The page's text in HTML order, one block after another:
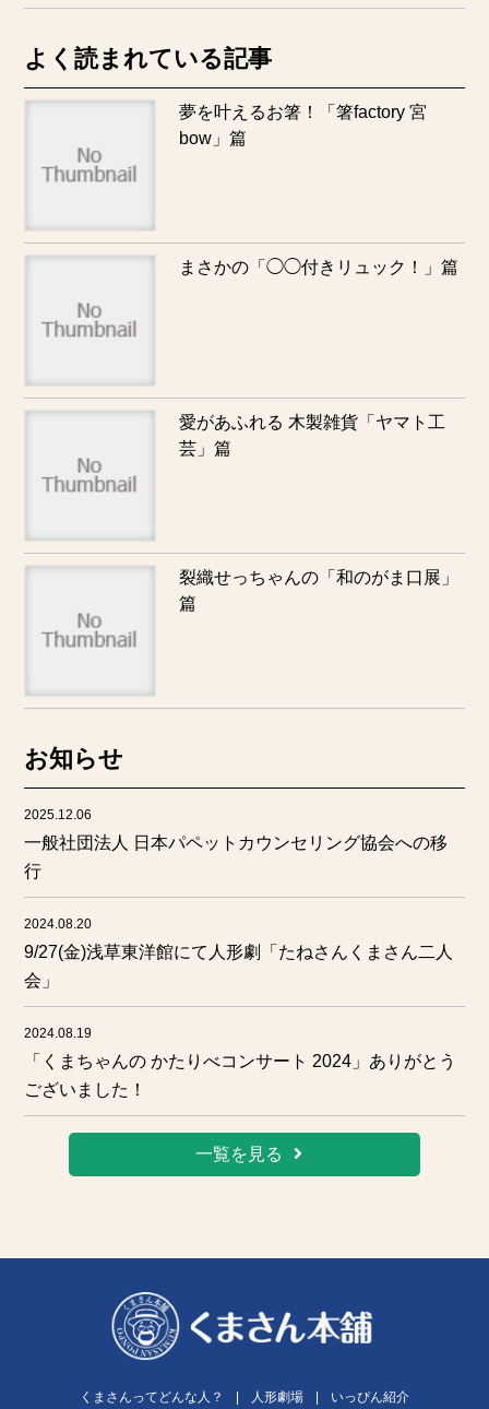
よく読まれている記事
夢を叶えるお箸！「箸factory 宮
bow」篇
まさかの「◯◯付きリュック！」篇
愛があふれる 木製雑貨「ヤマト工
芸」篇
裂織せっちゃんの「和のがま口展」
篇
お知らせ
2025.12.06
一般社団法人 日本パペットカウンセリング協会への移
行
2024.08.20
9/27(金)浅草東洋館にて人形劇「たねさんくまさん二人
会」
2024.08.19
「くまちゃんの かたりべコンサート 2024」ありがとう
ございました！
一覧を見る
くまさんってどんな人？ 人形劇場 いっぴん紹介